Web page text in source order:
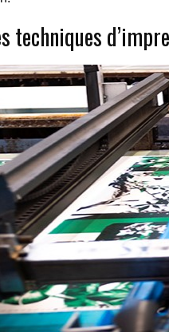
techniques